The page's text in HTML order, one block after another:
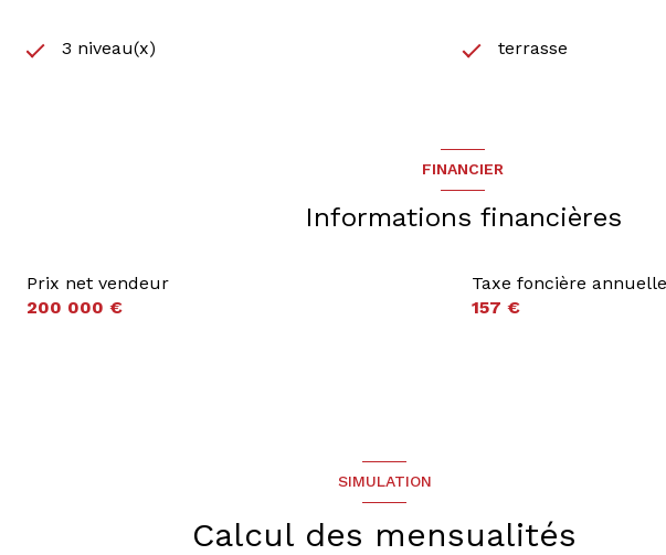
3 niveau(x) terrasse
FINANCIER
Informations financières
Prix net vendeur
200 000 €
Taxe foncière annuelle
157 €
SIMULATION
Calcul des mensualités